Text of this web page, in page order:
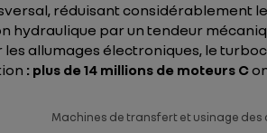
réduisant considérablement
hydraulique par un tendeur
allumages électroniques, le
: plus de 14 millions de moteurs C
Machines de transfert et usinage